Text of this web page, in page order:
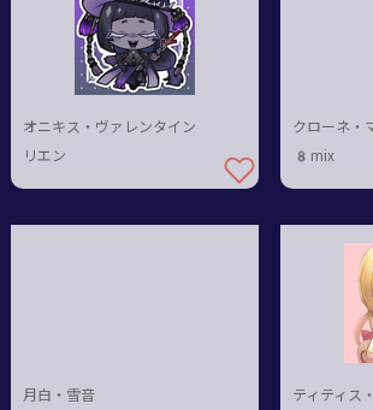
オニキス・ヴァレンタイン
リエン
クローネ・
8mix
月白・雪音
ティティス